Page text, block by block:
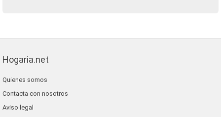
Hogaria.net
Quienes somos
Contacta con nosotros
Aviso legal